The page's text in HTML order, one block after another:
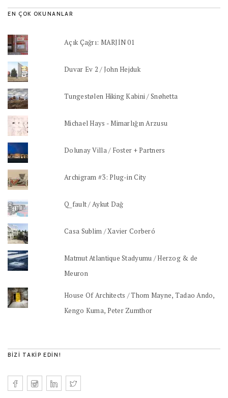
EN ÇOK OKUNANLAR
Açık Çağrı: MARJİN 01
Duvar Ev 2 / John Hejduk
Tungestølen Hiking Kabini / Snøhetta
Michael Hays - Mimarlığın Arzusu
Dolunay Villa / Foster + Partners
Archigram #3: Plug-in City
Q_fault / Aykut Dağ
Casa Sublim / Xavier Corberó
Matmut Atlantique Stadyumu / Herzog & de
Meuron
House Of Architects / Thom Mayne, Tadao Ando,
Kengo Kuma, Peter Zumthor
BIZI TAKIP EDIN!